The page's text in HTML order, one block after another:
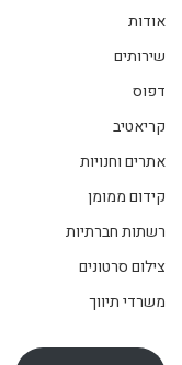
אודות
שירותים
דפוס
קריאטיב
אתרים וחנויות
קידום ממומן
רשתות חברתיות
צילום סרטונים
משרדי תיווך